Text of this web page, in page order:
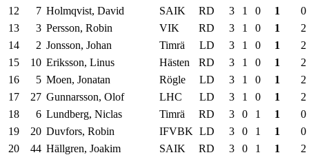
12
7 Holmqvist, David SAIK RD 3 1 0 1
0
13
3 Persson, Robin VIK RD 3 1 0 1
2
14
2 Jonsson, Johan Timrä LD 3 1 0 1
2
15
10 Eriksson, Linus Hästen RD 3 1 0 1
2
16
5 Moen, Jonatan Rögle LD 3 1 0 1
2
17
27 Gunnarsson, Olof LHC LD 3 1 0 1
2
18
6 Lundberg, Niclas Timrä RD 3 0 1 1
0
19
20 Duvfors, Robin IFVBK LD 3 0 1 1
0
20
44 Hällgren, Joakim SAIK RD 3 0 1 1
2